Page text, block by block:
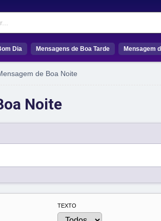
Dia Mensagens de Boa Tarde Mensagem
de Boa Noite
Noite
TEXTO